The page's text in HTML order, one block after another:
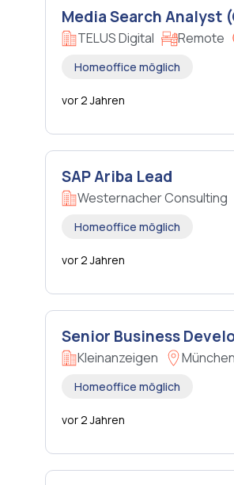
Media Search Analyst
TELUS Digital Remote
Homeoffice möglich
vor 2 Jahren
SAP Ariba Lead
Westernacher Consulting
Homeoffice möglich
vor 2 Jahren
Senior Business
Kleinanzeigen München
Homeoffice möglich
vor 2 Jahren